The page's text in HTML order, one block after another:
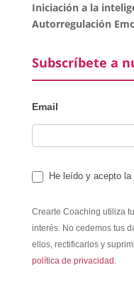
Iniciación a la
Autorregulación
Subscríbete a
Email
He leído y acepto la
Crearte Coaching utiliza
interés. No cedemos tus
ellos, rectificarlos y
política de privacidad.